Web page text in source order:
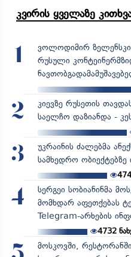
კვირის ყველაზე
1
ვოლოდიმირ
რუსული
2
კიევზე რუსეთის
საელჩო დაზიანდა -
3
უკრაინის ძალებმა
სამხედრო ობიექტებზე
4
სერგეი სობიანინმა
მომხდარ აფეთქებას
Telegram-არხების
4732
მოსკოვში,